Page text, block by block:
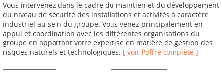
Vous intervenez dans le cadre du maintien et du développement
du niveau de sécurité des installations et activités à caractère
industriel au sein du groupe. Vous venez principalement en
appui et coordination avec les différentes organisations du
groupe en apportant votre expertise en matière de gestion des
risques naturels et technologiques. [ voir l'offre complète ]